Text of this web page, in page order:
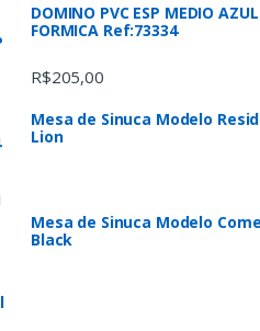
DOMINO PVC ESP MEDIO
FORMICA Ref:73334
R$205,00
Mesa de Sinuca Modelo
Lion
Mesa de Sinuca Modelo
Black